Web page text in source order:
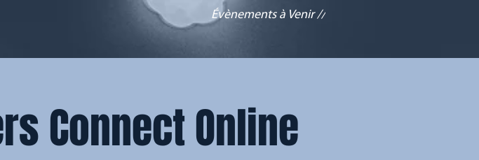
Évènements à Venir //
Connect Online